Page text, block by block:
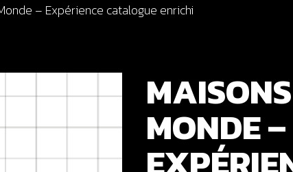
– Expérience catalogue enrichi
MONDE –